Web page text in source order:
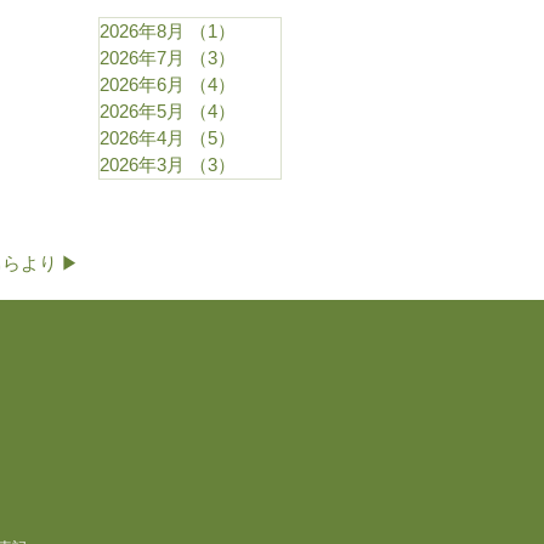
より ▶︎
2026年8月 （1）
2026年7月
（3）
2026年6月
（4）
2026年5月
（4）
2026年4月
（5）
2026年3月
（3）